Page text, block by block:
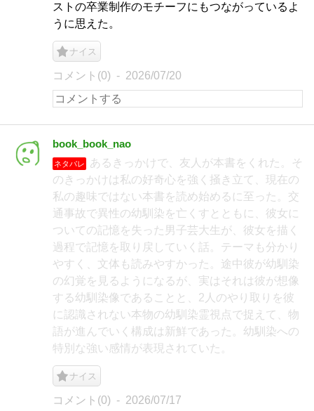
ストの卒業制作のモチーフにもつながっているよ
うに思えた。
ナイス
コメント(0) 2026/07/20
book_book_nao
ネタバレ
あるきっかけで、友人が本書をくれた。そ
のきっかけは私の好奇心を強く掻き立て、現在の
私の趣味ではない本書を読め始めるに至った。交
通事故で異性の幼馴染を亡くすとともに、彼女に
ついての記憶を失った男子芸大生が、彼女を描く
過程で記憶を取り戻していく話。テーマも分かり
やすく、文体も読みやすかった。途中彼が幼馴染
の幻覚を見るようになるが、実はそれは彼が想像
する幼馴染像であることと、2人のやり取りを彼
に認識されない本物の幼馴染霊視点で捉えて、物
語が進んでいく構成は新鮮であった。幼馴染への
特別な強い感情が表現されていた。
ナイス
コメント(0) 2026/07/17